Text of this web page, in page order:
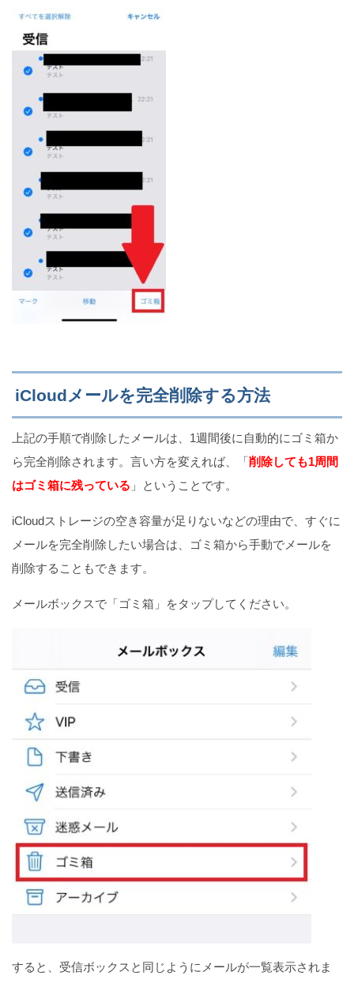
iCloudメールを完全削除する方法
上記の手順で削除したメールは、1週間後に自動的にゴミ箱か
ら完全削除されます。言い方を変えれば、「削除しても1周間
はゴミ箱に残っている 」ということです。
iCloudストレージの空き容量が足りないなどの理由で、すぐに
メールを完全削除したい場合は、ゴミ箱から手動でメールを
削除することもできます。
メールボックスで「ゴミ箱」をタップしてください。
すると、受信ボックスと同じようにメールが一覧表示されま